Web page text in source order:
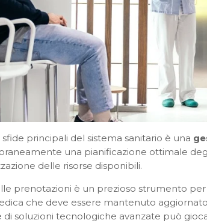
principali del sistema sanitario è una
una pianificazione ottimale
delle risorse disponibili.
prenotazioni è un prezioso strumento per
che deve essere mantenuto
di soluzioni tecnologiche avanzate può